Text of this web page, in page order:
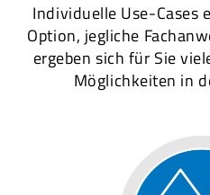
Individuelle Use-Cases
Option, jegliche
ergeben sich für Sie
Möglichkeiten in